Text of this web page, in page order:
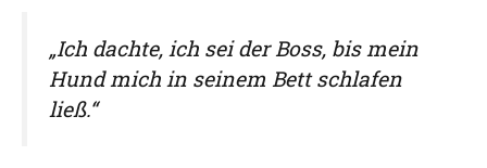
„Ich dachte, ich sei der Boss, bis mein
Hund mich in seinem Bett schlafen
ließ.“